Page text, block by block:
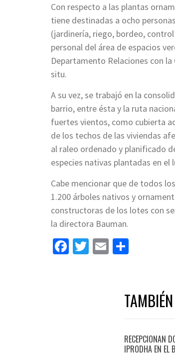
Con respecto a las plantas
tiene destinadas a ocho
(jardinería, riego, bordeo,
personal del área de espacios
Departamento Relaciones con
situ.
A su vez, se trabajó en la
barrio, entre ésta y la ruta
fuertes vientos, como cubierta
de los techos de las viviendas
al raleo ordenado y planificado
especies nativas plantadas en el
Cabe mencionar que de todos
1.200 árboles nativos y
constructoras de los lotes con
la directora Bauman.
Facebook
Twitter
Email
RECEPCIONAN
IPRODHA EN EL